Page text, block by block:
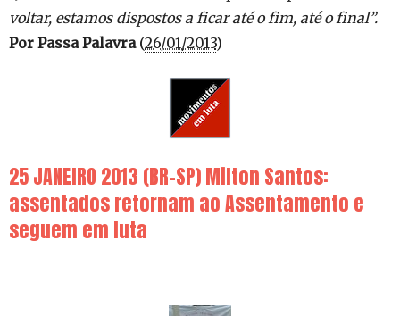
voltar, estamos dispostos a ficar até o fim, até o final”.
Por Passa Palavra (26/01/2013)
25 JANEIRO 2013 (BR-SP) Milton Santos:
assentados retornam ao Assentamento e
seguem em luta